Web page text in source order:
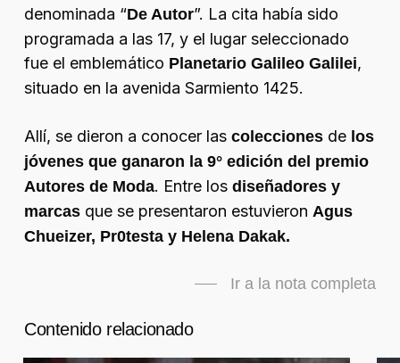
denominada “De Autor”. La cita había sido
programada a las 17, y el lugar seleccionado
fue el emblemático Planetario Galileo Galilei,
situado en la avenida Sarmiento 1425.
Allí, se dieron a conocer lascoleccionesde los
jóvenes que ganaron la 9° edición del premio
Autores de Moda. Entre los diseñadores y
marcas que se presentaron estuvieron Agus
Chueizer, Pr0testa y Helena Dakak.
Ir a la nota completa
Contenido relacionado